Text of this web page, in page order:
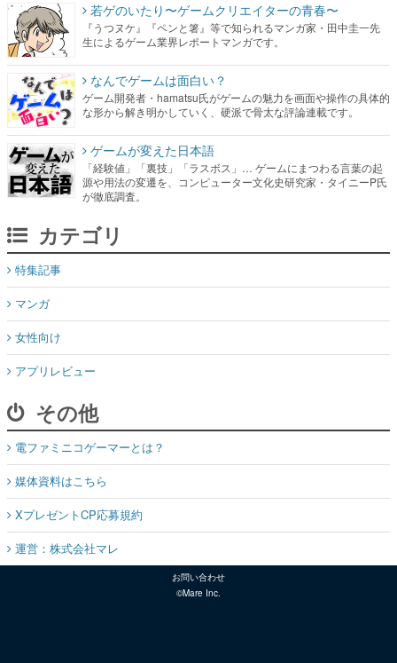
若ゲのいたり〜ゲームクリエイターの青春〜
『うつヌケ』『ペンと箸』等で知られるマンガ家・田中圭一先
生によるゲーム業界レポートマンガです。
なんでゲームは面白い？
ゲーム開発者・hamatsu氏がゲームの魅力を画面や操作の具体的
な形から解き明かしていく、硬派で骨太な評論連載です。
ゲームが変えた日本語
「経験値」「裏技」「ラスボス」… ゲームにまつわる言葉の起
源や用法の変遷を、コンピューター文化史研究家・タイニーP氏
が徹底調査。
カテゴリ
特集記事
マンガ
女性向け
アプリレビュー
その他
電ファミニコゲーマーとは？
媒体資料はこちら
XプレゼントCP応募規約
運営：株式会社マレ
お問い合わせ
©Mare Inc.